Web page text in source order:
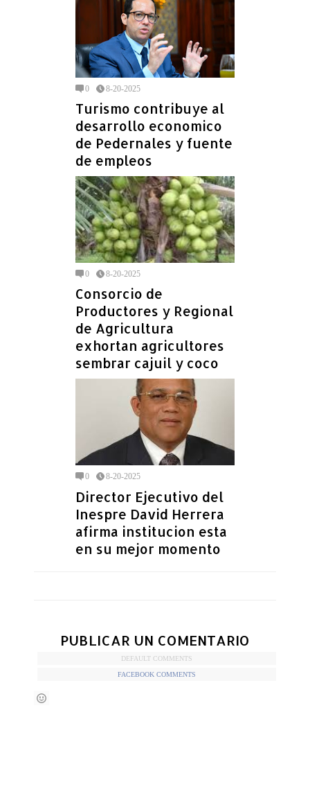
0 8-20-2025
Turismo contribuye al
desarrollo economico
de Pedernales y fuente
de empleos
0 8-20-2025
Consorcio de
Productores y Regional
de Agricultura
exhortan agricultores
sembrar cajuil y coco
0 8-20-2025
Director Ejecutivo del
Inespre David Herrera
afirma institucion esta
en su mejor momento
PUBLICAR UN COMENTARIO
DEFAULT COMMENTS
FACEBOOK COMMENTS